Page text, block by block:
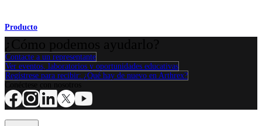
Producto
Contacte a un representante
Ver eventos, laboratorios y oportunidades educativas
Regístrese para recibir: ¿Qué hay de nuevo en Arthrex?